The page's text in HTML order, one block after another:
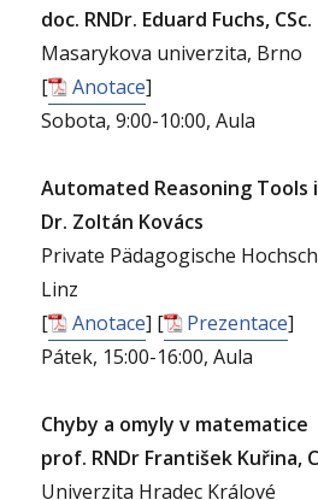
doc. RNDr. Eduard Fuchs, CSc.
Masarykova univerzita, Brno
[
Anotace]
Sobota, 9:00-10:00, Aula
Automated Reasoning Tools
Dr. Zoltán Kovács
Private Pädagogische
Linz
[
Anotace] [ Prezentace]
Pátek, 15:00-16:00, Aula
Chyby a omyly v matematice
prof. RNDr František Kuřina,
Univerzita Hradec Králové